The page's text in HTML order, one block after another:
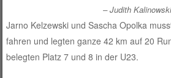
– Judith Kalinowski
Jarno Kelzewski und Sascha Opolka
fahren und legten ganze 42 km auf 20
belegten Platz 7 und 8 in der U23.